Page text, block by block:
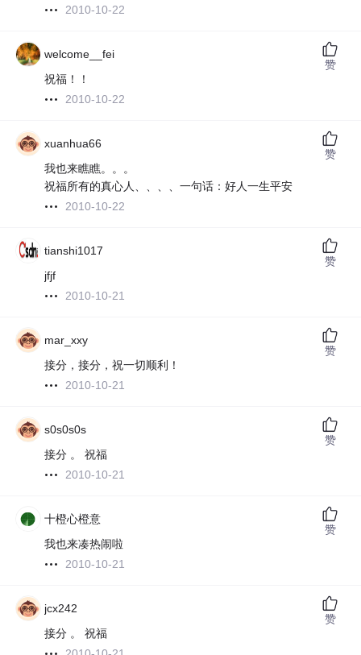
2010-10-22
welcome__fei
祝福！！
2010-10-22
赞
xuanhua66
我也来瞧瞧。。。
祝福所有的真心人、、、、一句话：好人一生平安
2010-10-22
赞
tianshi1017
jfjf
2010-10-21
赞
mar_xxy
接分，接分，祝一切顺利！
2010-10-21
赞
s0s0s0s
接分 。 祝福
2010-10-21
赞
十橙心橙意
我也来凑热闹啦
2010-10-21
赞
jcx242
接分 。 祝福
赞